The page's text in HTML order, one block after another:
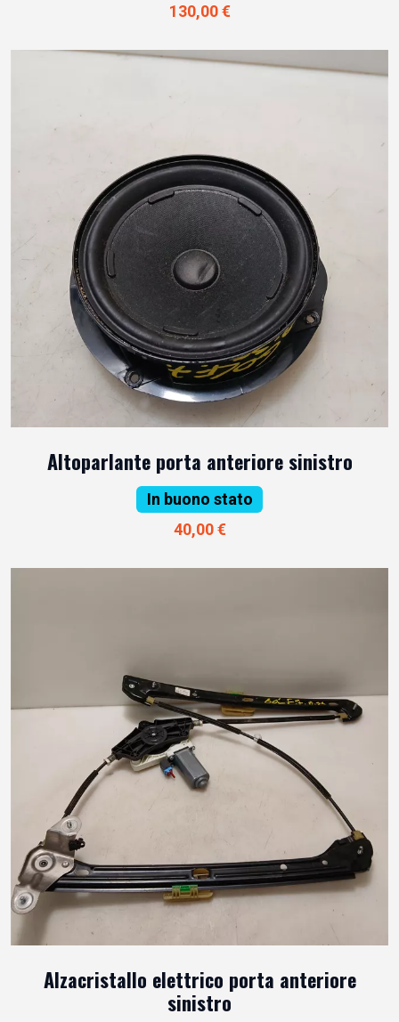
130,00 €
Altoparlante porta anteriore sinistro
In buono stato
40,00 €
Alzacristallo elettrico porta anteriore
sinistro